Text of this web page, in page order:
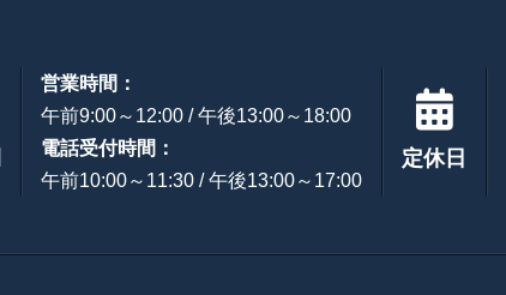
営業時間：
午前9:00～12:00 / 午後13:00～18:00
電話受付時間：
午前10:00～11:30 / 午後13:00～17:00
定休日